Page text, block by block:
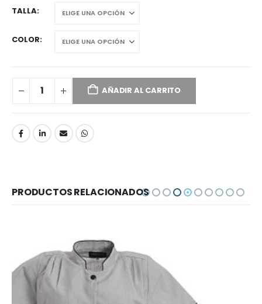
TALLA
COLOR
AÑADIR AL CARRITO
PRODUCTOS RELACIONADOS